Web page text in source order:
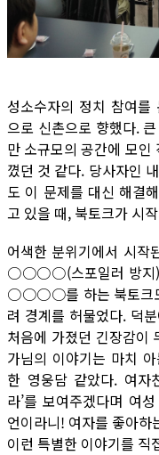
성소수자의 정치 참여를
으로 신촌으로 향했다.
만 소규모의 공간에 모인
꼈던 것 같다. 당사자인
도 이 문제를 대신 해결
고 있을 때, 북토크가 시
어색한 분위기에서 시작
○○○○(스포일러 방지)
○○○○를 하는 북토크도
려 경계를 허물었다. 덕
처음에 가졌던 긴장감이
가님의 이야기는 마치
한 영웅담 같았다. 여자
라’를 보여주겠다며 여
언이라니! 여자를 좋아
이런 특별한 이야기를 직